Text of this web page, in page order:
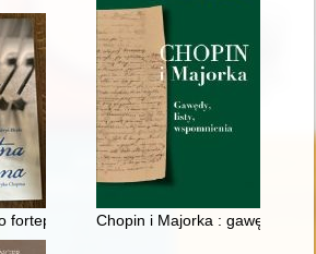
fortepianach romantycznych Fryderyka
Chopin i Majorka : gawędy,